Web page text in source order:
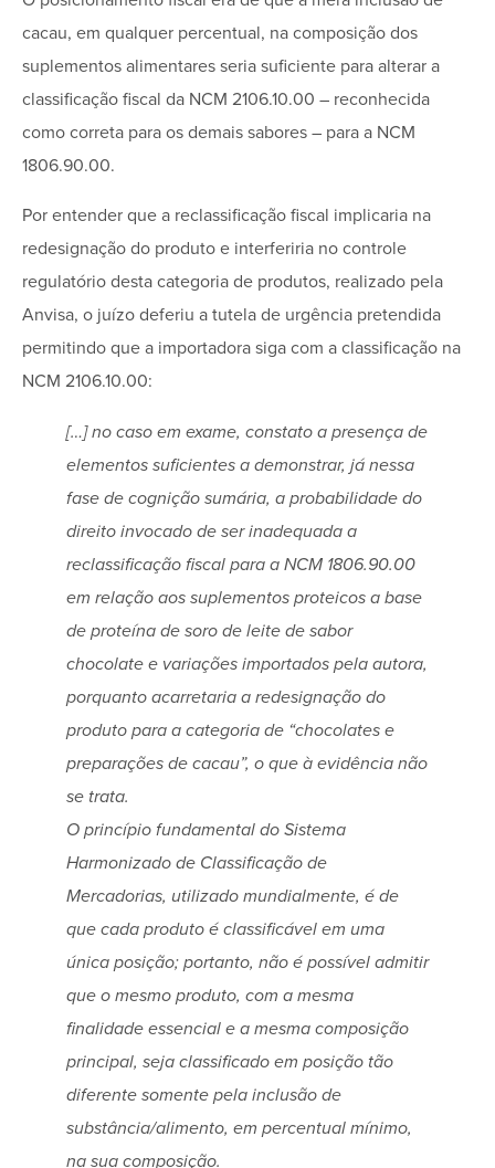
cacau, em qualquer percentual, na composição dos
suplementos alimentares seria suficiente para alterar a
classificação fiscal da NCM 2106.10.00 – reconhecida
como correta para os demais sabores – para a NCM
1806.90.00.
Por entender que a reclassificação fiscal implicaria na
redesignação do produto e interferiria no controle
regulatório desta categoria de produtos, realizado pela
Anvisa, o juízo deferiu a tutela de urgência pretendida
permitindo que a importadora siga com a classificação na
NCM 2106.10.00:
[…] no caso em exame, constato a presença de
elementos suficientes a demonstrar, já nessa
fase de cognição sumária, a probabilidade do
direito invocado de ser inadequada a
reclassificação fiscal para a NCM 1806.90.00
em relação aos suplementos proteicos a base
de proteína de soro de leite de sabor
chocolate e variações importados pela autora,
porquanto acarretaria a redesignação do
produto para a categoria de “chocolates e
preparações de cacau”, o que à evidência não
se trata.
O princípio fundamental do Sistema
Harmonizado de Classificação de
Mercadorias, utilizado mundialmente, é de
que cada produto é classificável em uma
única posição; portanto, não é possível admitir
que o mesmo produto, com a mesma
finalidade essencial e a mesma composição
principal, seja classificado em posição tão
diferente somente pela inclusão de
substância/alimento, em percentual mínimo,
na sua composição.